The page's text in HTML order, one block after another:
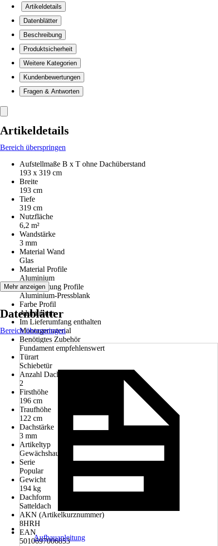
Artikeldetails
Datenblätter
Beschreibung
Produktsicherheit
Weitere Kategorien
Kundenbewertungen
Fragen & Antworten
Artikeldetails
Bereich überspringen
Aufstellmaße B x T ohne Dachüberstand
193 x 319 cm
Breite
193 cm
Tiefe
319 cm
Nutzfläche
6,2 m²
Wandstärke
3 mm
Material Wand
Glas
Material Profile
Aluminium
Beschichtung Profile
Aluminium-Pressblank
Farbe Profil
Aluminium
Im Lieferumfang enthalten
Montagematerial
Benötigtes Zubehör
Fundament empfehlenswert
Türart
Schiebetür
Anzahl Dachfenster
2
Firsthöhe
196 cm
Traufhöhe
122 cm
Dachstärke
3 mm
Artikeltyp
Gewächshaus
Serie
Popular
Gewicht
194 kg
Dachform
Satteldach
AKN (Artikelkurznummer)
8HRH
EAN
5010697006853
Mehr anzeigen
Datenblätter
Bereich überspringen
Aufbauanleitung